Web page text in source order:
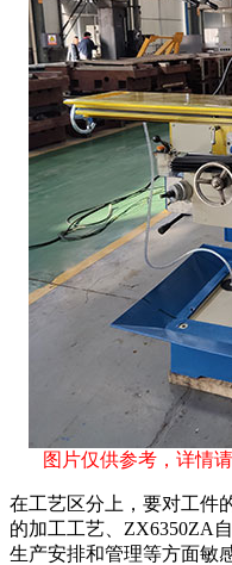
图片仅供参考，详情
在工艺区分上，要对工件的
的加工工艺、ZX6350ZA
生产安排和管理等方面敏感